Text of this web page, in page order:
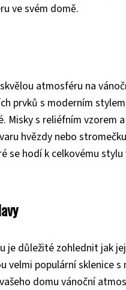
ve svém domě.
atmosféru na
prvků s moderním
Misky s reliéfním vzorem
hvězdy nebo
se hodí k celkovému stylu
je důležité zohlednit jak
velmi populární sklenice
domu vánoční